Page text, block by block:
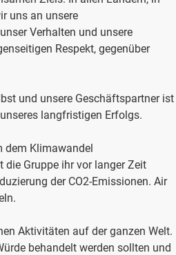
uns an unsere
Verhalten und unsere
Respekt, gegenüber
und unsere Geschäftspartner ist
langfristigen Erfolgs.
dem Klimawandel
Gruppe ihr vor langer Zeit
der CO2-Emissionen. Air
Aktivitäten auf der ganzen Welt.
behandelt werden sollten und